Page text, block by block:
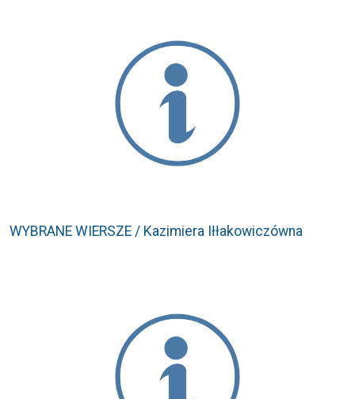
WYBRANE WIERSZE / Kazimiera Iłłakowiczówna